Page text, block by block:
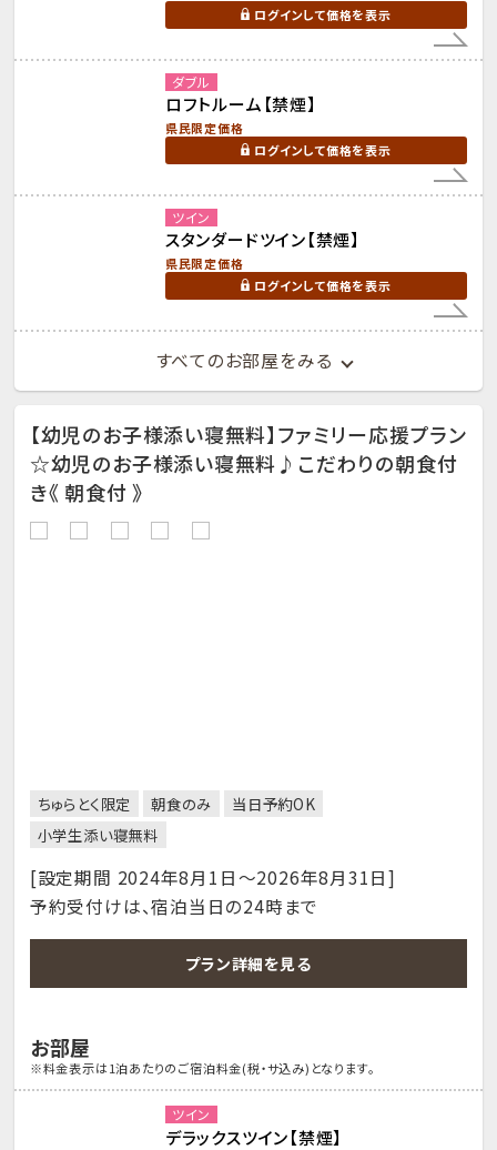
ログインして価格を表示
ダブル
ロフトルーム【禁煙】
県民限定価格
ログインして価格を表示
ツイン
スタンダードツイン【禁煙】
県民限定価格
ログインして価格を表示
すべてのお部屋をみる
【幼児のお子様添い寝無料】ファミリー応援プラン
☆幼児のお子様添い寝無料♪こだわりの朝食付
き《 朝食付 》
ちゅらとく限定 朝食のみ
当日予約OK
小学生添い寝無料
[設定期間 2024年8月1日～2026年8月31日]
予約受付けは、宿泊当日の24時まで
プラン詳細を見る
お部屋
※料金表示は1泊あたりのご宿泊料金(税・サ込み)となります。
ツイン
デラックスツイン【禁煙】